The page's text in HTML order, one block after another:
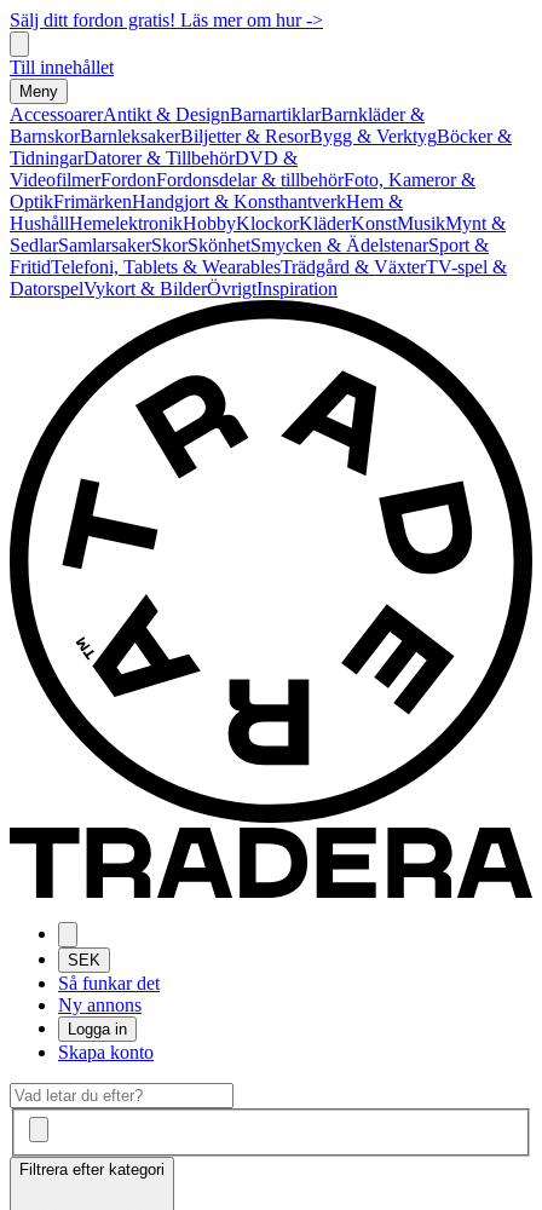
Sälj ditt fordon gratis! Läs mer om hur ->
Till innehållet
Meny
AccessoarerAntikt & DesignBarnartiklarBarnkläder &
BarnskorBarnleksakerBiljetter & ResorBygg & VerktygBöcker &
TidningarDatorer & TillbehörDVD &
VideofilmerFordonFordonsdelar & tillbehörFoto, Kameror &
OptikFrimärkenHandgjort & KonsthantverkHem &
HushållHemelektronikHobbyKlockorKläderKonstMusikMynt &
SedlarSamlarsakerSkorSkönhetSmycken & ÄdelstenarSport &
FritidTelefoni, Tablets & WearablesTrädgård & VäxterTV-spel &
DatorspelVykort & BilderÖvrigtInspiration
SEK
Så funkar det
Ny annons
Logga in
Skapa konto
Filtrera efter kategori